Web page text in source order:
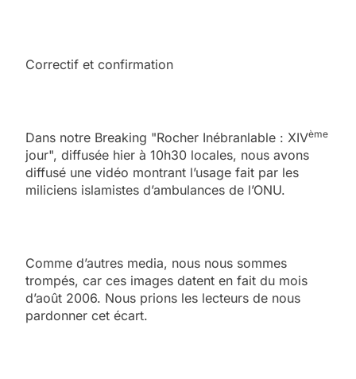
Correctif et confirmation
Dans notre Breaking "Rocher Inébranlable : XIVème
jour", diffusée hier à 10h30 locales, nous avons
diffusé une vidéo montrant l’usage fait par les
miliciens islamistes d’ambulances de l’ONU.
Comme d’autres media, nous nous sommes
trompés, car ces images datent en fait du mois
d’août 2006. Nous prions les lecteurs de nous
pardonner cet écart.